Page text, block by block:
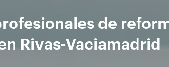
de
Rivas-Vaciamadrid